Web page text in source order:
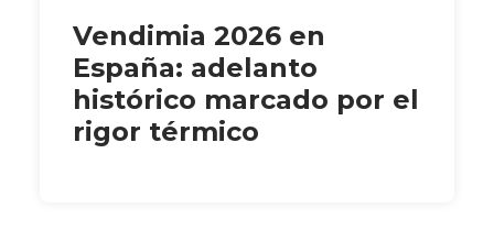
Vendimia 2026 en
España: adelanto
histórico marcado por el
rigor térmico